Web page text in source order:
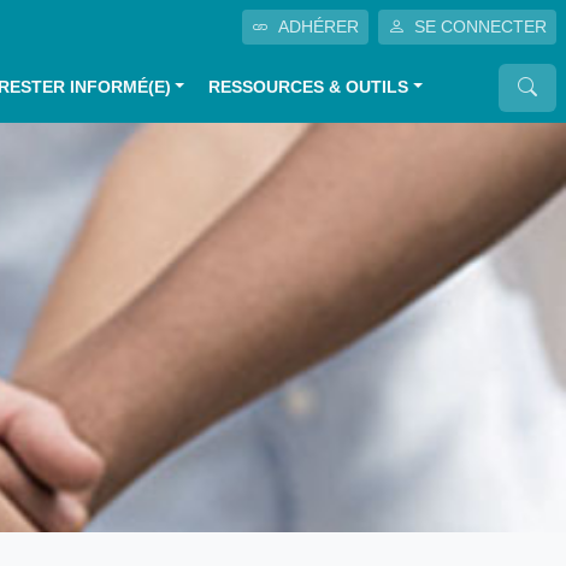
ADHÉRER SE CONNECTER
RESTER INFORMÉ(E) RESSOURCES & OUTILS